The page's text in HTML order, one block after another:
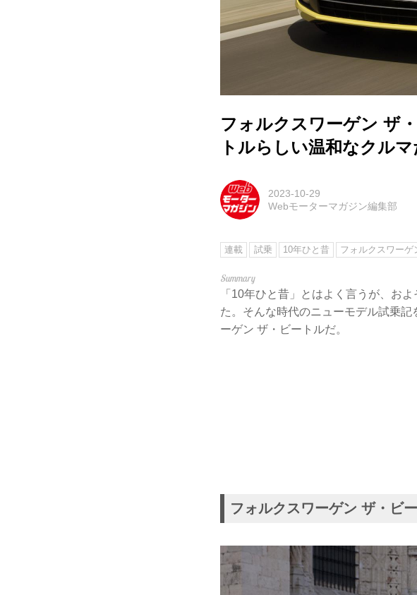
フォルクスワーゲン ザ
トルらしい温和なクル
2023-10-29
Webモーターマガジン編集部
連載 試乗 10年ひと昔 フォルクスワーゲ
「10年ひと昔」とはよく言うが、お
た。そんな時代のニューモデル試乗
ーゲン ザ・ビートルだ。
フォルクスワーゲン ザ・ビ